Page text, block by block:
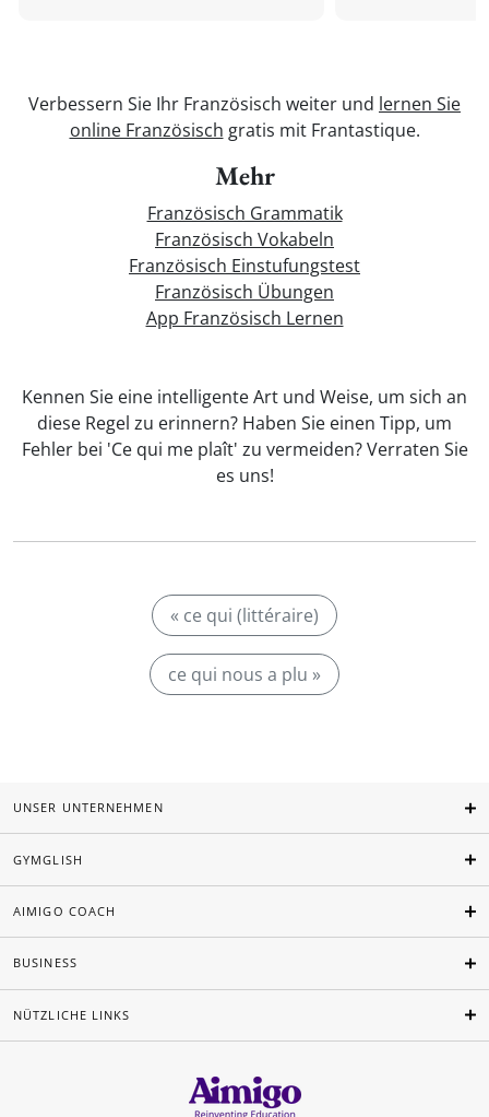
Verbessern Sie Ihr Französisch weiter und lernen Sie
online Französisch gratis mit Frantastique.
Mehr
Französisch Grammatik
Französisch Vokabeln
Französisch Einstufungstest
Französisch Übungen
App Französisch Lernen
Kennen Sie eine intelligente Art und Weise, um sich an
diese Regel zu erinnern? Haben Sie einen Tipp, um
Fehler bei 'Ce qui me plaît' zu vermeiden? Verraten Sie
es uns!
« ce qui (littéraire)
ce qui nous a plu »
UNSER UNTERNEHMEN
GYMGLISH
AIMIGO COACH
BUSINESS
NÜTZLICHE LINKS